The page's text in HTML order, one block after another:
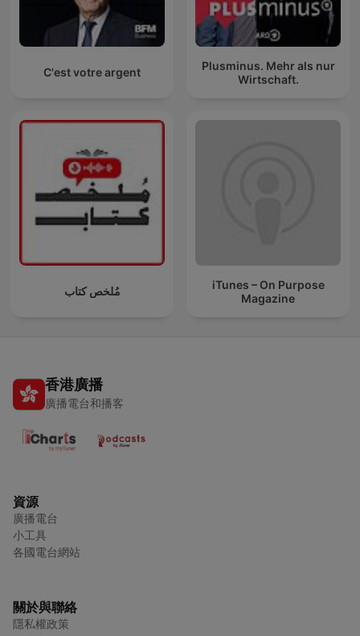
C'est votre argent
Plusminus. Mehr als nur
Wirtschaft.
مُلخص كتاب
iTunes – On Purpose
Magazine
香港廣播
廣播電台和播客
資源
廣播電台
小工具
各國電台網站
關於與聯絡
隱私權政策